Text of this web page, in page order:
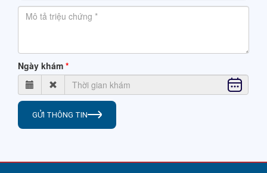
Ngày khám
GỬI THÔNG TIN